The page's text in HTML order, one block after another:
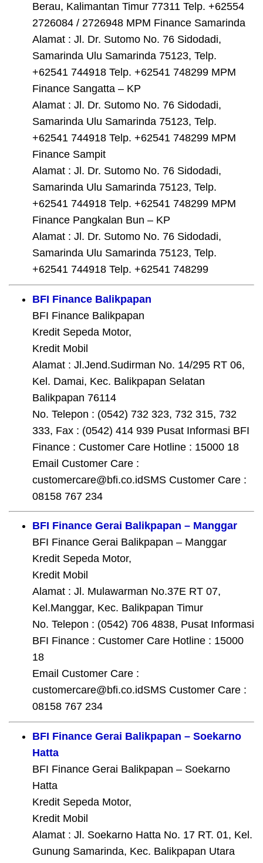
Berau, Kalimantan Timur 77311 Telp. +62554
2726084 / 2726948 MPM Finance Samarinda
Alamat : Jl. Dr. Sutomo No. 76 Sidodadi,
Samarinda Ulu Samarinda 75123, Telp.
+62541 744918 Telp. +62541 748299 MPM
Finance Sangatta – KP
Alamat : Jl. Dr. Sutomo No. 76 Sidodadi,
Samarinda Ulu Samarinda 75123, Telp.
+62541 744918 Telp. +62541 748299 MPM
Finance Sampit
Alamat : Jl. Dr. Sutomo No. 76 Sidodadi,
Samarinda Ulu Samarinda 75123, Telp.
+62541 744918 Telp. +62541 748299 MPM
Finance Pangkalan Bun – KP
Alamat : Jl. Dr. Sutomo No. 76 Sidodadi,
Samarinda Ulu Samarinda 75123, Telp.
+62541 744918 Telp. +62541 748299
BFI Finance Balikpapan
BFI Finance Balikpapan
Kredit Sepeda Motor,
Kredit Mobil
Alamat : Jl.Jend.Sudirman No. 14/295 RT 06,
Kel. Damai, Kec. Balikpapan Selatan
Balikpapan 76114
No. Telepon : (0542) 732 323, 732 315, 732
333, Fax : (0542) 414 939 Pusat Informasi BFI
Finance : Customer Care Hotline : 15000 18
Email Customer Care :
customercare@bfi.co.idSMS Customer Care :
08158 767 234
BFI Finance Gerai Balikpapan – Manggar
BFI Finance Gerai Balikpapan – Manggar
Kredit Sepeda Motor,
Kredit Mobil
Alamat : Jl. Mulawarman No.37E RT 07,
Kel.Manggar, Kec. Balikpapan Timur
No. Telepon : (0542) 706 4838, Pusat Informasi
BFI Finance : Customer Care Hotline : 15000
18
Email Customer Care :
customercare@bfi.co.idSMS Customer Care :
08158 767 234
BFI Finance Gerai Balikpapan – Soekarno
Hatta
BFI Finance Gerai Balikpapan – Soekarno
Hatta
Kredit Sepeda Motor,
Kredit Mobil
Alamat : Jl. Soekarno Hatta No. 17 RT. 01, Kel.
Gunung Samarinda, Kec. Balikpapan Utara